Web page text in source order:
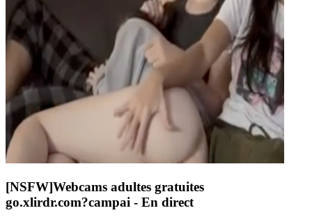
[NSFW]Webcams adultes gratuites
go.xlirdr.com?campai - En direct